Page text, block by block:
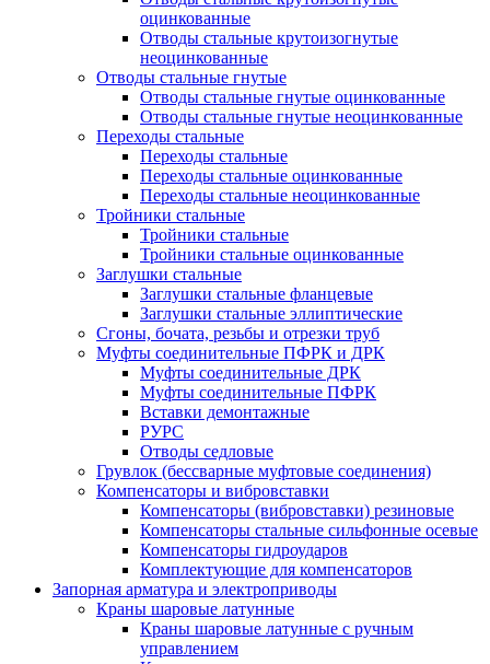
оцинкованные
Отводы стальные крутоизогнутые
неоцинкованные
Отводы стальные гнутые
Отводы стальные гнутые оцинкованные
Отводы стальные гнутые неоцинкованные
Переходы стальные
Переходы стальные
Переходы стальные оцинкованные
Переходы стальные неоцинкованные
Тройники стальные
Тройники стальные
Тройники стальные оцинкованные
Заглушки стальные
Заглушки стальные фланцевые
Заглушки стальные эллиптические
Сгоны, бочата, резьбы и отрезки труб
Муфты соединительные ПФРК и ДРК
Муфты соединительные ДРК
Муфты соединительные ПФРК
Вставки демонтажные
РУРС
Отводы седловые
Грувлок (бессварные муфтовые соединения)
Компенсаторы и вибровставки
Компенсаторы (вибровставки) резиновые
Компенсаторы стальные сильфонные осевые
Компенсаторы гидроударов
Комплектующие для компенсаторов
Запорная арматура и электроприводы
Краны шаровые латунные
Краны шаровые латунные с ручным
управлением